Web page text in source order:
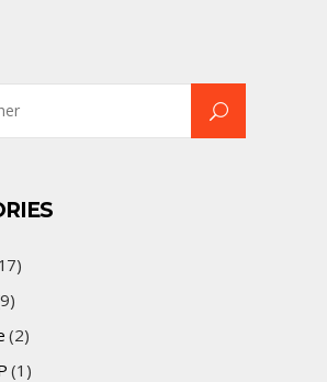
(2)
(1)